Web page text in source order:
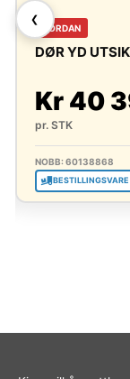
❮
NORDAN
DØR YD
Kr 40
pr. STK
NOBB: 60138868
BESTILLINGSVARE